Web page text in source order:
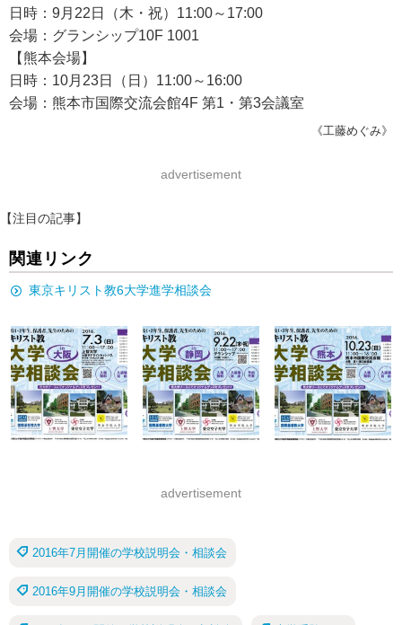
日時：9月22日（木・祝）11:00～17:00
会場：グランシップ10F 1001
【熊本会場】
日時：10月23日（日）11:00～16:00
会場：熊本市国際交流会館4F 第1・第3会議室
《工藤めぐみ》
advertisement
【注目の記事】
関連リンク
東京キリスト教6大学進学相談会
advertisement
2016年7月開催の学校説明会・相談会
2016年9月開催の学校説明会・相談会